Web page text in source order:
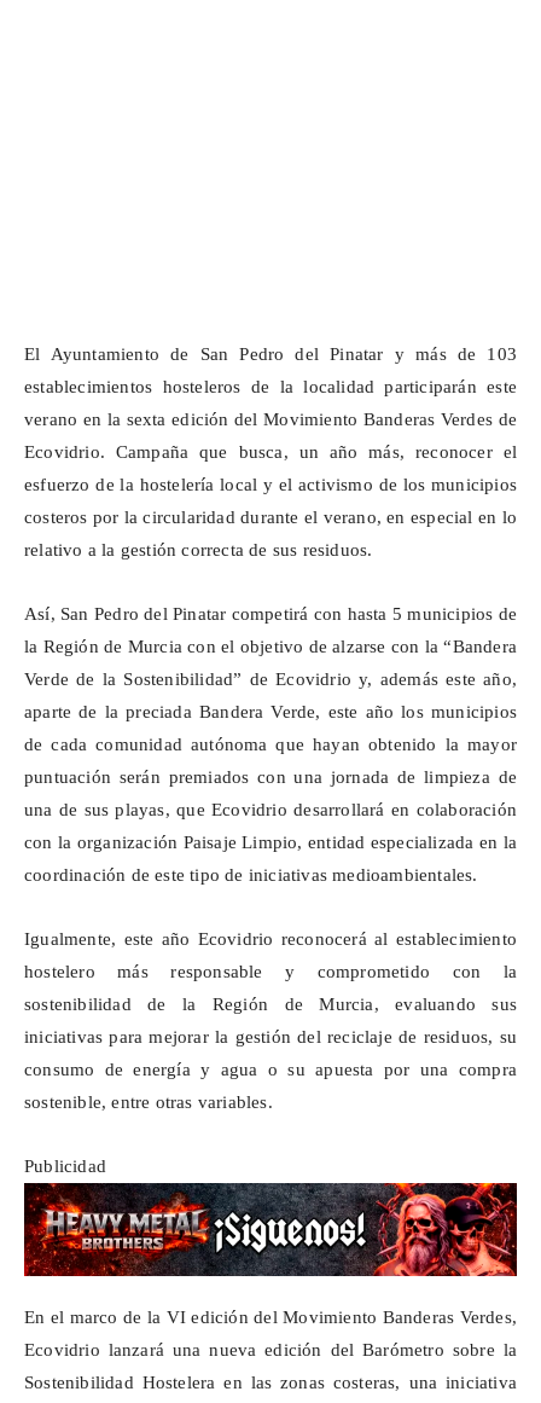
El Ayuntamiento de San Pedro del Pinatar y más de 103
establecimientos hosteleros de la localidad participarán este
verano en la sexta edición del Movimiento Banderas Verdes de
Ecovidrio. Campaña que busca, un año más, reconocer el
esfuerzo de la hostelería local y el activismo de los municipios
costeros por la circularidad durante el verano, en especial en lo
relativo a la gestión correcta de sus residuos.
Así, San Pedro del Pinatar competirá con hasta 5 municipios de
la Región de Murcia con el objetivo de alzarse con la “Bandera
Verde de la Sostenibilidad” de Ecovidrio y, además este año,
aparte de la preciada Bandera Verde, este año los municipios
de cada comunidad autónoma que hayan obtenido la mayor
puntuación serán premiados con una jornada de limpieza de
una de sus playas, que Ecovidrio desarrollará en colaboración
con la organización Paisaje Limpio, entidad especializada en la
coordinación de este tipo de iniciativas medioambientales.
Igualmente, este año Ecovidrio reconocerá al establecimiento
hostelero más responsable y comprometido con la
sostenibilidad de la Región de Murcia, evaluando sus
iniciativas para mejorar la gestión del reciclaje de residuos, su
consumo de energía y agua o su apuesta por una compra
sostenible, entre otras variables.
Publicidad
En el marco de la VI edición del Movimiento Banderas Verdes,
Ecovidrio lanzará una nueva edición del Barómetro sobre la
Sostenibilidad Hostelera en las zonas costeras, una iniciativa